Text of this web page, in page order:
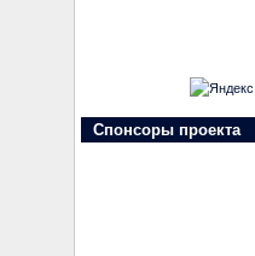
Спонсоры проекта